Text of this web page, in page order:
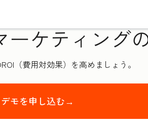
ケティング
（費用対効果）を高めましょう。
デモを申し込む→